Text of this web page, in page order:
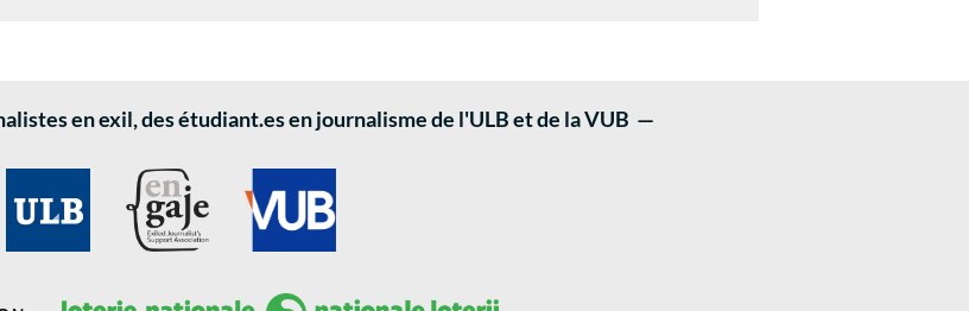
en exil, des étudiant.es en journalisme de l'ULB et de la VUB —